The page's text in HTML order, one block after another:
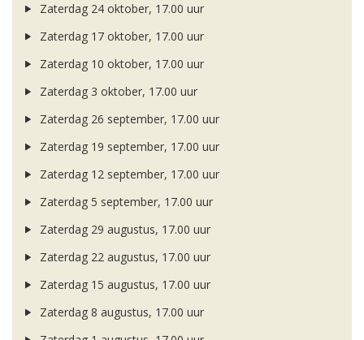
Zaterdag 24 oktober, 17.00 uur
Zaterdag 17 oktober, 17.00 uur
Zaterdag 10 oktober, 17.00 uur
Zaterdag 3 oktober, 17.00 uur
Zaterdag 26 september, 17.00 uur
Zaterdag 19 september, 17.00 uur
Zaterdag 12 september, 17.00 uur
Zaterdag 5 september, 17.00 uur
Zaterdag 29 augustus, 17.00 uur
Zaterdag 22 augustus, 17.00 uur
Zaterdag 15 augustus, 17.00 uur
Zaterdag 8 augustus, 17.00 uur